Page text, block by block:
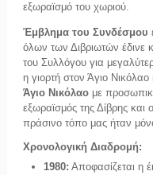
εξωραϊσμό του χωριού.
Έμβλημα του Συνδέσμου
όλων των Διβριωτών έδινε
του Συλλόγου για
η γιορτή στον Άγιο
Άγιο Νικόλαομε
εξωραϊσμός της Δίβρης και
πράσινο τόπο μας ήταν
Χρονολογική Διαδρομή:
1980: Αποφασίζεται η